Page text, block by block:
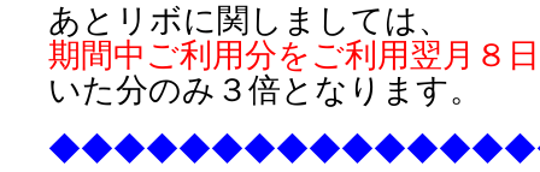
あとリボに関しましては、
期間中ご利用分をご利用翌月８
いた分のみ３倍となります。